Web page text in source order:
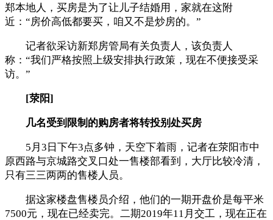
郑本地人，买房是为了让儿子结婚用，家就在这附
近：“房价高低都要买，咱又不是炒房的。”
记者欲采访新郑房管局有关负责人，该负责人
称：“我们严格按照上级安排执行政策，现在不便接受采
访。”
[荥阳]
几名受到限制的购房者将转投别处买房
5月3日下午3点多钟，天空下着雨，记者在荥阳市中
原西路与京城路交叉口处一售楼部看到，大厅比较冷清，
只有三三两两的售楼人员。
据这家楼盘售楼员介绍，他们的一期开盘价是每平米
7500元，现在已经卖完。二期2019年11月交工，现在正在